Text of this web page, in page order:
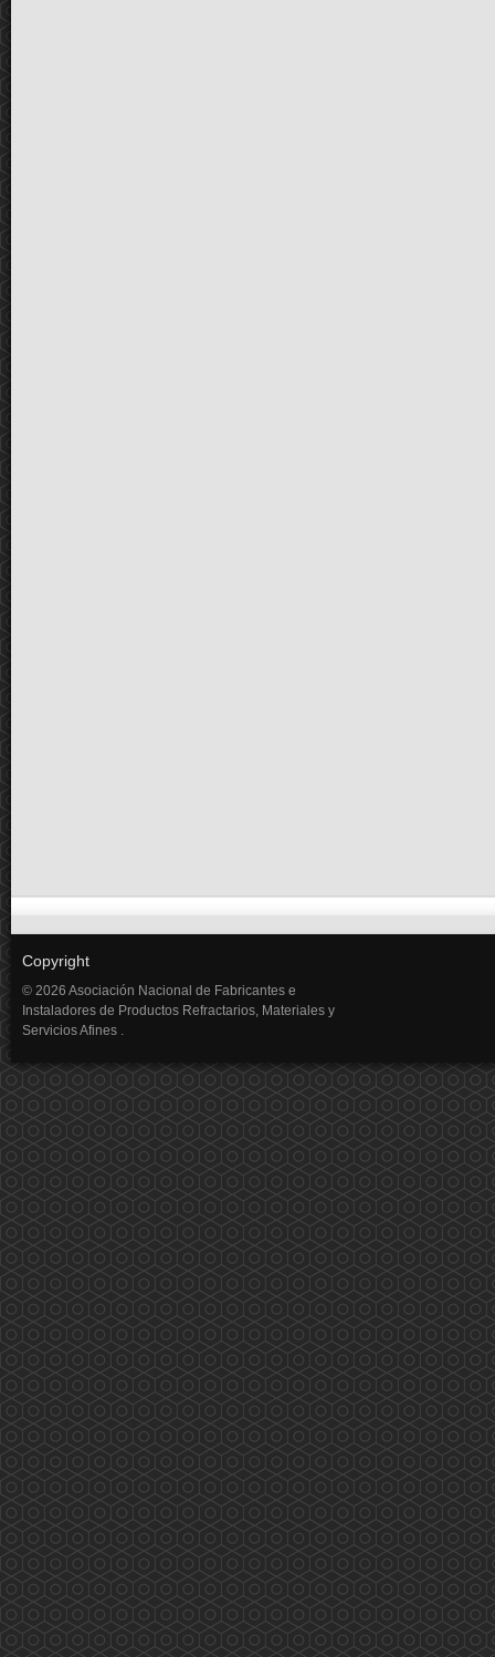
Copyright
© 2026 Asociación Nacional de Fabricantes e
Instaladores de Productos Refractarios, Materiales y
Servicios Afines .